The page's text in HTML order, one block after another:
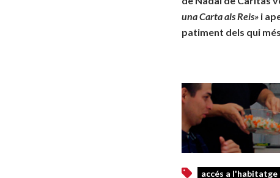
una Carta als Reis» i
patiment dels qui
accés a l'habitatge